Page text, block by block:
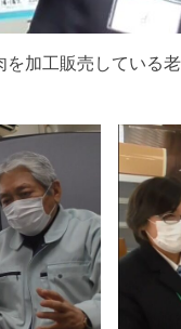
加工販売している